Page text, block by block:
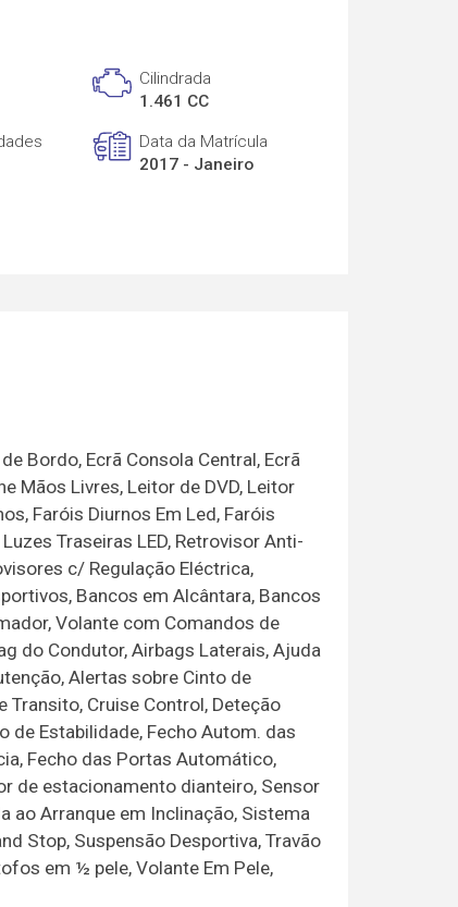
Cilindrada
1.461 CC
Data da Matrícula
2017 - Janeiro
Bordo, Ecrã Consola Central, Ecrã
Mãos Livres, Leitor de DVD, Leitor
Faróis Diurnos Em Led, Faróis
Traseiras LED, Retrovisor Anti-
c/ Regulação Eléctrica,
Bancos em Alcântara, Bancos
Volante com Comandos de
do Condutor, Airbags Laterais, Ajuda
Alertas sobre Cinto de
Transito, Cruise Control, Deteção
de Estabilidade, Fecho Autom. das
Fecho das Portas Automático,
de estacionamento dianteiro, Sensor
ao Arranque em Inclinação, Sistema
Stop, Suspensão Desportiva, Travão
em ½ pele, Volante Em Pele,